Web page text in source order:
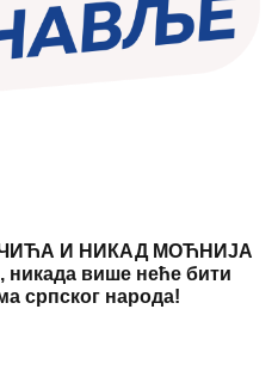
И НИКАД МОЋНИЈА
никада више неће бити
српског народа!